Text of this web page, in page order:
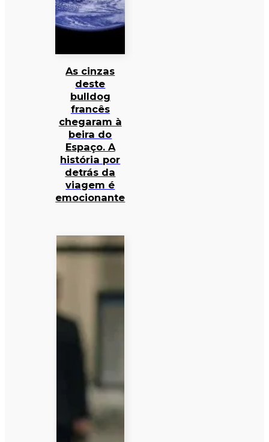
As cinzas
deste
bulldog
francês
chegaram à
beira do
Espaço. A
história por
detrás da
viagem é
emocionante